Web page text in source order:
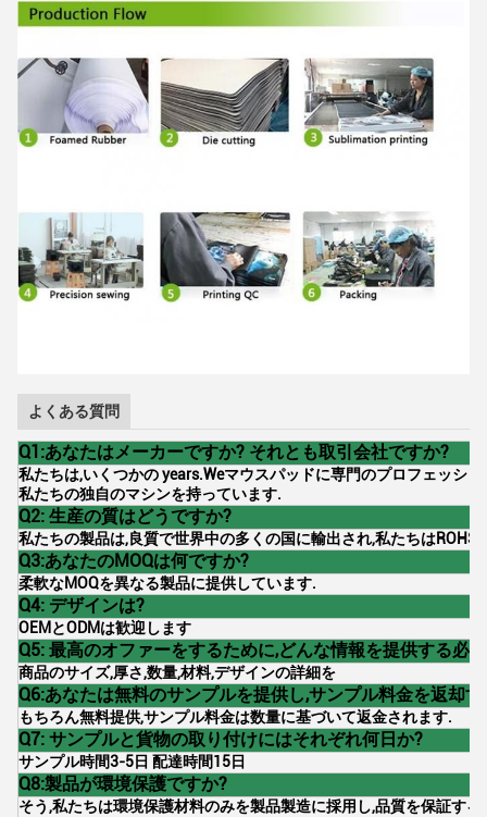
よくある質問
Q1:あなたはメーカーですか? それとも取引会社ですか?
私たちは,いくつかの years.Weマウスパッドに専門のプロフェッシ
私たちの独自のマシンを持っています.
Q2: 生産の質はどうですか?
私たちの製品は,良質で世界中の多くの国に輸出され,私たちは
Q3:あなたのMOQは何ですか?
柔軟なMOQを異なる製品に提供しています.
Q4: デザインは?
OEMとODMは歓迎します
Q5: 最高のオファーをするために,どんな情報を提供する必
商品のサイズ,厚さ,数量,材料,デザインの詳細を
Q6:あなたは無料のサンプルを提供し,サンプル料金を返却
もちろん無料提供,サンプル料金は数量に基づいて返金されます.
Q7: サンプルと貨物の取り付けにはそれぞれ何日か?
サンプル時間3-5日 配達時間15日
Q8:製品が環境保護ですか?
そう,私たちは環境保護材料のみを製品製造に採用し,品質を保証す